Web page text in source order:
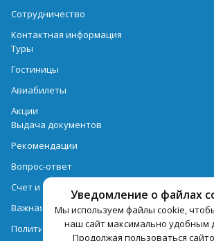
Уведомление о файлах
Мы используем файлы cookie,
наш сайт максимально удобным
Продолжая пользоваться
Сотрудничество
Контактная информация
Туры
Гостиницы
Авиабилеты
Акции
Выдача документов
Рекомендации
Вопрос-ответ
Счет и оплата
Важная информация по турпродукту
Политика обработки персональных данных